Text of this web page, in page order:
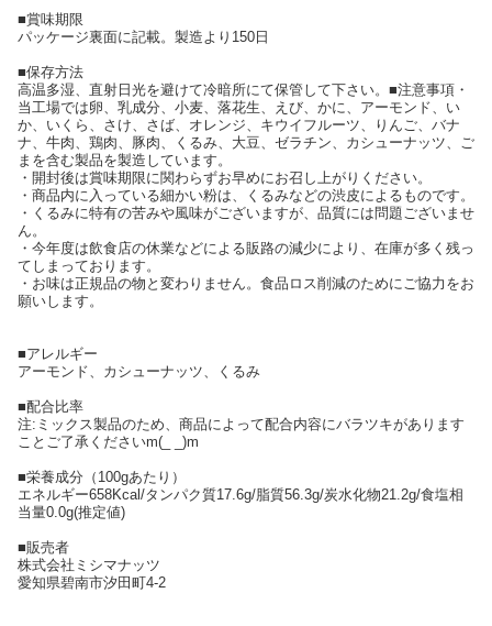
■賞味期限
パッケージ裏面に記載。製造より150日
■保存方法
高温多湿、直射日光を避けて冷暗所にて保管して下さい。■注意事項・
当工場では卵、乳成分、小麦、落花生、えび、かに、アーモンド、い
か、いくら、さけ、さば、オレンジ、キウイフルーツ、りんご、バナ
ナ、牛肉、鶏肉、豚肉、くるみ、大豆、ゼラチン、カシューナッツ、ご
まを含む製品を製造しています。
・開封後は賞味期限に関わらずお早めにお召し上がりください。
・商品内に入っている細かい粉は、くるみなどの渋皮によるものです。
・くるみに特有の苦みや風味がございますが、品質には問題ございませ
ん。
・今年度は飲食店の休業などによる販路の減少により、在庫が多く残っ
てしまっております。
・お味は正規品の物と変わりません。食品ロス削減のためにご協力をお
願いします。
■アレルギー
アーモンド、カシューナッツ、くるみ
■配合比率
注:ミックス製品のため、商品によって配合内容にバラツキがあります
ことご了承くださいm(_ _)m
■栄養成分（100gあたり）
エネルギー658Kcal/タンパク質17.6g/脂質56.3g/炭水化物21.2g/食塩相
当量0.0g(推定値)
■販売者
株式会社ミシマナッツ
愛知県碧南市汐田町4-2